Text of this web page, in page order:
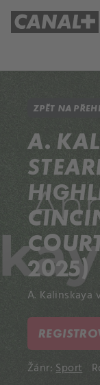
ZPĚT NA
A.
2025)
A. Kalinskaya
Žánr:Sport